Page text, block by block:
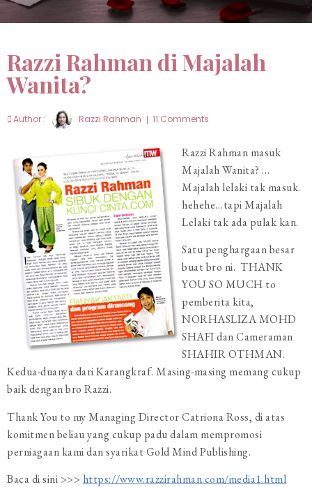
Razzi Rahman di Majalah
Wanita?
Author : Razzi Rahman 11 Comments
Razzi Rahman masuk
Majalah Wanita? …
Majalah lelaki tak masuk.
hehehe…tapi Majalah
Lelaki tak ada pulak kan.
Satu penghargaan besar
buat bro ni. THANK
YOU SO MUCH to
pemberita kita,
NORHASLIZA MOHD
SHAFI dan Cameraman
SHAHIR OTHMAN.
Kedua-duanya dari Karangkraf. Masing-masing memang cukup
baik dengan bro Razzi.
Thank You to my Managing Director Catriona Ross, di atas
komitmen beliau yang cukup padu dalam mempromosi
perniagaan kami dan syarikat Gold Mind Publishing.
Baca di sini >>> https://www.razzirahman.com/media1.html